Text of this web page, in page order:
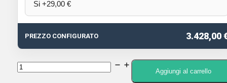
PREZZO CONFIGURATO 3.428,00
ICOM
Aggiungi al carrello